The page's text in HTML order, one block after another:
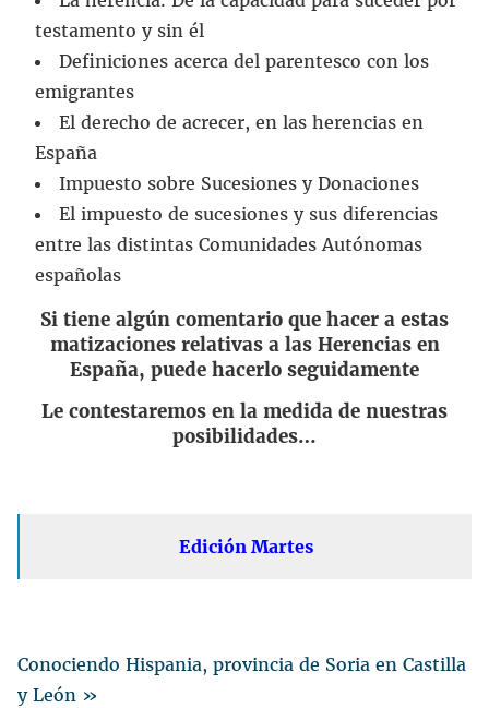
testamento y sin él
Definiciones acerca del parentesco con los
emigrantes
El derecho de acrecer, en las herencias en
España
Impuesto sobre Sucesiones y Donaciones
El impuesto de sucesiones y sus diferencias
entre las distintas Comunidades Autónomas
españolas
Si tiene algún comentario que hacer a estas
matizaciones relativas a las Herencias en
España, puede hacerlo seguidamente
Le contestaremos en la medida de nuestras
posibilidades…
Edición Martes
Conociendo Hispania, provincia de Soria en Castilla
y León »